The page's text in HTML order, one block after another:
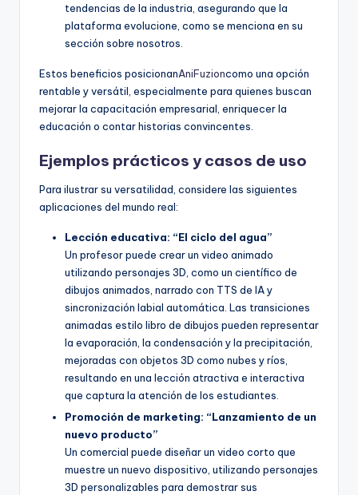
tendencias de la industria, asegurando que la
plataforma evolucione, como se menciona en su
sección sobre nosotros.
Estos beneficios posicionanAniFuzioncomo una opción
rentable y versátil, especialmente para quienes buscan
mejorar la capacitación empresarial, enriquecer la
educación o contar historias convincentes.
Ejemplos prácticos y casos de uso
Para ilustrar su versatilidad, considere las siguientes
aplicaciones del mundo real:
Lección educativa: “El ciclo del agua”
Un profesor puede crear un video animado
utilizando personajes 3D, como un científico de
dibujos animados, narrado con TTS de IA y
sincronización labial automática. Las transiciones
animadas estilo libro de dibujos pueden representar
la evaporación, la condensación y la precipitación,
mejoradas con objetos 3D como nubes y ríos,
resultando en una lección atractiva e interactiva
que captura la atención de los estudiantes.
Promoción de marketing: “Lanzamiento de un
nuevo producto”
Un comercial puede diseñar un video corto que
muestre un nuevo dispositivo, utilizando personajes
3D personalizables para demostrar sus